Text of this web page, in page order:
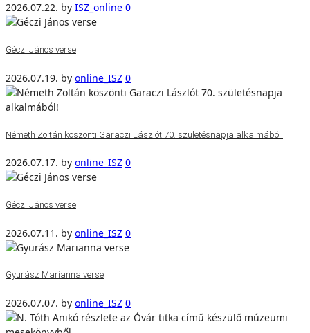
2026.07.22. by ISZ_online 0
Géczi János verse
2026.07.19. by online_ISZ 0
Németh Zoltán köszönti Garaczi Lászlót 70. születésnapja alkalmából!
2026.07.17. by online_ISZ 0
Géczi János verse
2026.07.11. by online_ISZ 0
Gyurász Marianna verse
2026.07.07. by online_ISZ 0